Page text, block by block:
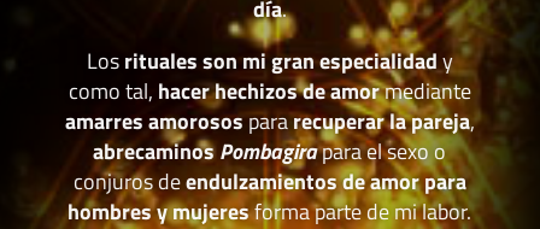
día.
Losrituales son mi gran especialidady
como tal, hacer hechizos de amormediante
amarres amorosospararecuperar la pareja,
abrecaminosPombagirapara el sexo o
conjuros deendulzamientos de amor para
hombres y mujeresforma parte de mi labor.